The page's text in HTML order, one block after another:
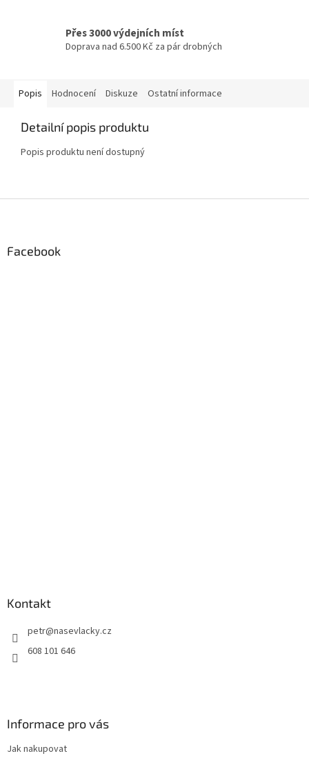
Přes 3000 výdejních míst
Doprava nad 6.500 Kč za pár drobných
Popis Hodnocení Diskuze Ostatní informace
Detailní popis produktu
Popis produktu není dostupný
Facebook
Kontakt
petr@nasevlacky.cz
608 101 646
Informace pro vás
Jak nakupovat